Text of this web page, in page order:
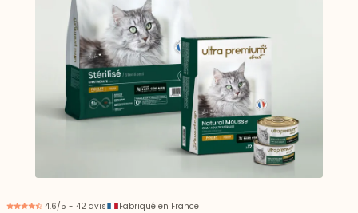
4.6/5 - 42 avis Fabriqué en France